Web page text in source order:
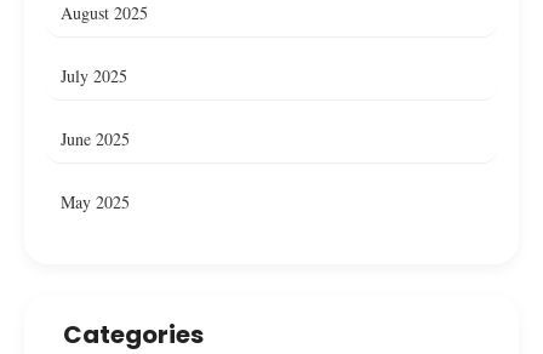
August 2025
July 2025
June 2025
May 2025
Categories